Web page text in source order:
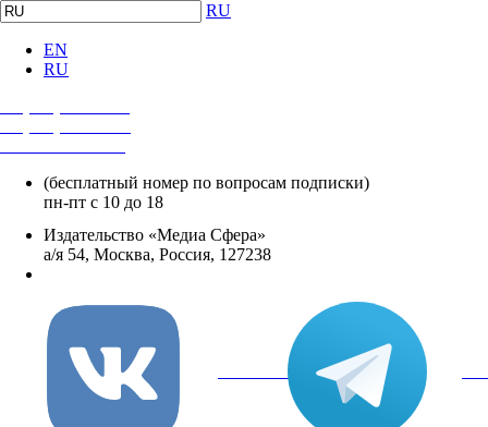
RU
EN
RU
(бесплатный номер по вопросам подписки)
пн-пт с 10 до 18
Издательство «Медиа Сфера»
а/я 54, Москва, Россия, 127238
вКонтакте